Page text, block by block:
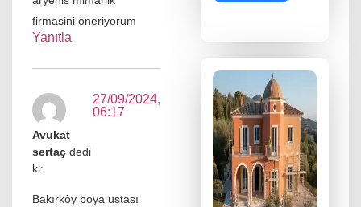
firmasini öneriyorum
Yanıtla
Avukat
sertaç dedi
ki:
27/09/2024,
06:17
Bakırkòy boya ustası